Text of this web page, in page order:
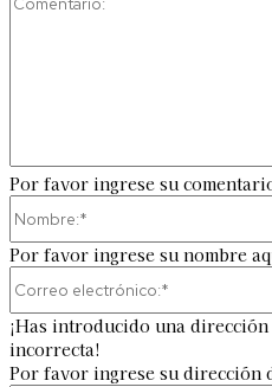
Por favor ingrese su
Por favor ingrese su nombre
¡Has introducido una
incorrecta!
Por favor ingrese su dirección